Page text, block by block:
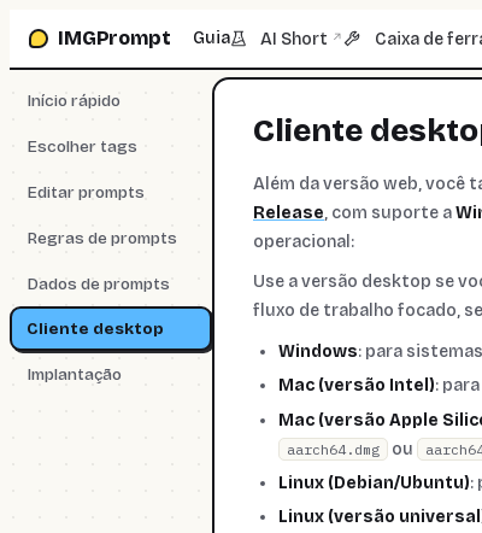
IMGPrompt Guia AI Short ↗ Caixa de
Início rápido
Escolher tags
Editar prompts
Regras de prompts
Dados de prompts
Cliente desktop
Implantação
Cliente
Além da versão web, você
Release, com suporte a
operacional:
Use a versão desktop se
fluxo de trabalho focado,
Windows: para
Mac (versão Intel):
Mac (versão Apple
aarch64.dmg ou
Linux (Debian/Ubuntu):
Linux (versão